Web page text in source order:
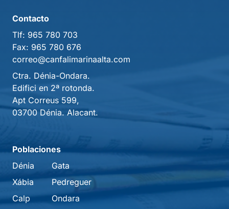
Contacto
Tlf: 965 780 703
Fax: 965 780 676
correo@canfalimarinaalta.com
Ctra. Dénia-Ondara.
Edifici en 2ª rotonda.
Apt Correus 599,
03700 Dénia. Alacant.
Poblaciones
Dénia
Xábia
Calp
Gata
Pedreguer
Ondara